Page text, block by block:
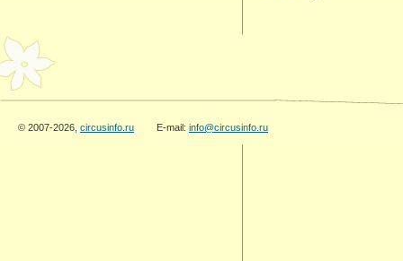
© 2007-2026, circusinfo.ru E-mail: info@circusinfo.ru